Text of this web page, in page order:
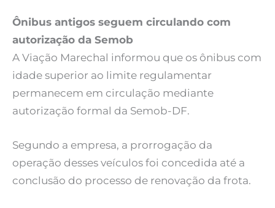
Ônibus antigos seguem circulando com
autorização da Semob
A Viação Marechal informou que os ônibus com
idade superior ao limite regulamentar
permanecem em circulação mediante
autorização formal da Semob-DF.
Segundo a empresa, a prorrogação da
operação desses veículos foi concedida até a
conclusão do processo de renovação da frota.